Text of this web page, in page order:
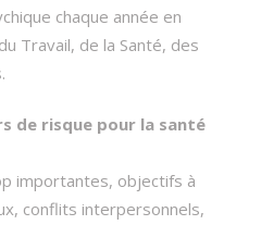
chaque année en
Travail, de la Santé, des
de risque pour la santé
importantes, objectifs à
conflits interpersonnels,